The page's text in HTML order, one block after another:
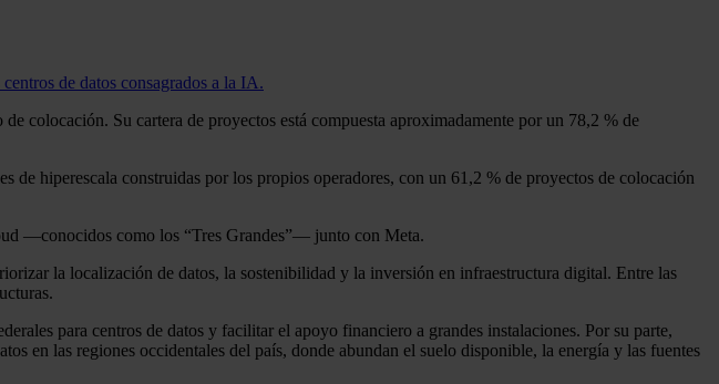
de datos consagrados a la IA.
colocación. Su cartera de proyectos está compuesta aproximadamente por un 78,2 % de
hiperescala construidas por los propios operadores, con un 61,2 % de proyectos de colocación
—conocidos como los “Tres Grandes”— junto con Meta.
la localización de datos, la sostenibilidad y la inversión en infraestructura digital. Entre las
para centros de datos y facilitar el apoyo financiero a grandes instalaciones. Por su parte,
en las regiones occidentales del país, donde abundan el suelo disponible, la energía y las fuentes